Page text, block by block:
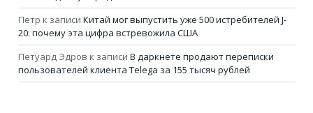
Петр к записи Китай мог выпустить уже 500 истребителей J-
20: почему эта цифра встревожила США
Петуард Эдров к записи В даркнете продают переписки
пользователей клиента Telega за 155 тысяч рублей